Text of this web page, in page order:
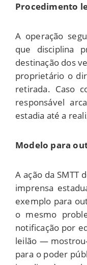
Procedimento
A operação
que disciplina
destinação dos
proprietário o
retirada. Caso
responsável
estadia até a
Modelo para
A ação da SMTT
imprensa
exemplo para
o mesmo
notificação por
leilão —
para o poder